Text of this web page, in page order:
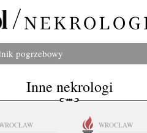
pogrzebowy
Inne nekrologi
WROCŁAW